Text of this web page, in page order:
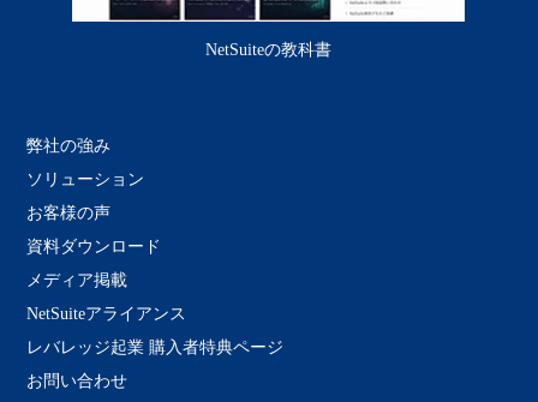
NetSuiteの教科書
弊社の強み
ソリューション
お客様の声
資料ダウンロード
メディア掲載
NetSuiteアライアンス
レバレッジ起業 購入者特典ページ
お問い合わせ